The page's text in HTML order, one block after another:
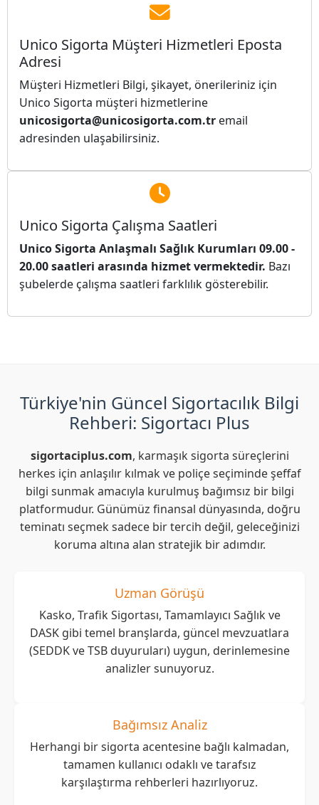
Unico Sigorta Müşteri Hizmetleri Eposta
Adresi
Müşteri Hizmetleri Bilgi, şikayet, önerileriniz için
Unico Sigorta müşteri hizmetlerine
unicosigorta@unicosigorta.com.tr email
adresinden ulaşabilirsiniz.
Unico Sigorta Çalışma Saatleri
Unico Sigorta Anlaşmalı Sağlık Kurumları 09.00 -
20.00 saatleri arasında hizmet vermektedir. Bazı
şubelerde çalışma saatleri farklılık gösterebilir.
Türkiye'nin Güncel Sigortacılık Bilgi
Rehberi: Sigortacı Plus
sigortaciplus.com, karmaşık sigorta süreçlerini
herkes için anlaşılır kılmak ve poliçe seçiminde şeffaf
bilgi sunmak amacıyla kurulmuş bağımsız bir bilgi
platformudur. Günümüz finansal dünyasında, doğru
teminatı seçmek sadece bir tercih değil, geleceğinizi
koruma altına alan stratejik bir adımdır.
Uzman Görüşü
Kasko, Trafik Sigortası, Tamamlayıcı Sağlık ve
DASK gibi temel branşlarda, güncel mevzuatlara
(SEDDK ve TSB duyuruları) uygun, derinlemesine
analizler sunuyoruz.
Bağımsız Analiz
Herhangi bir sigorta acentesine bağlı kalmadan,
tamamen kullanıcı odaklı ve tarafsız
karşılaştırma rehberleri hazırlıyoruz.